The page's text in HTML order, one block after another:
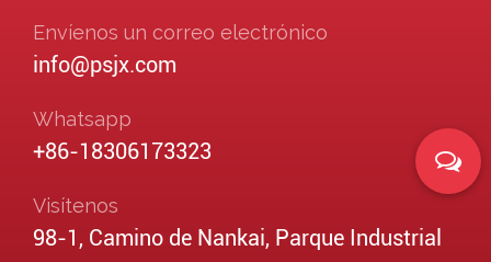
Envíenos un correo electrónico
info@psjx.com
Whatsapp
+86-18306173323
Visítenos
98-1, Camino de Nankai, Parque Industrial